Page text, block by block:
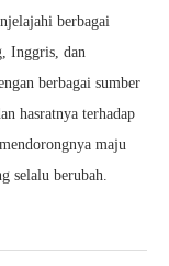
berbagai
Inggris, dan
berbagai sumber
hasratnya terhadap
maju
selalu berubah.